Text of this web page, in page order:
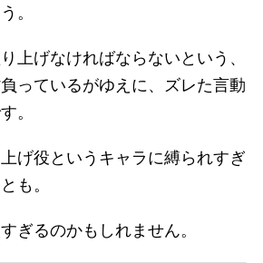
。
上げなければならないという、
っているがゆえに、ズレた言動
。
げ役というキャラに縛られすぎ
も。
ぎるのかもしれません。